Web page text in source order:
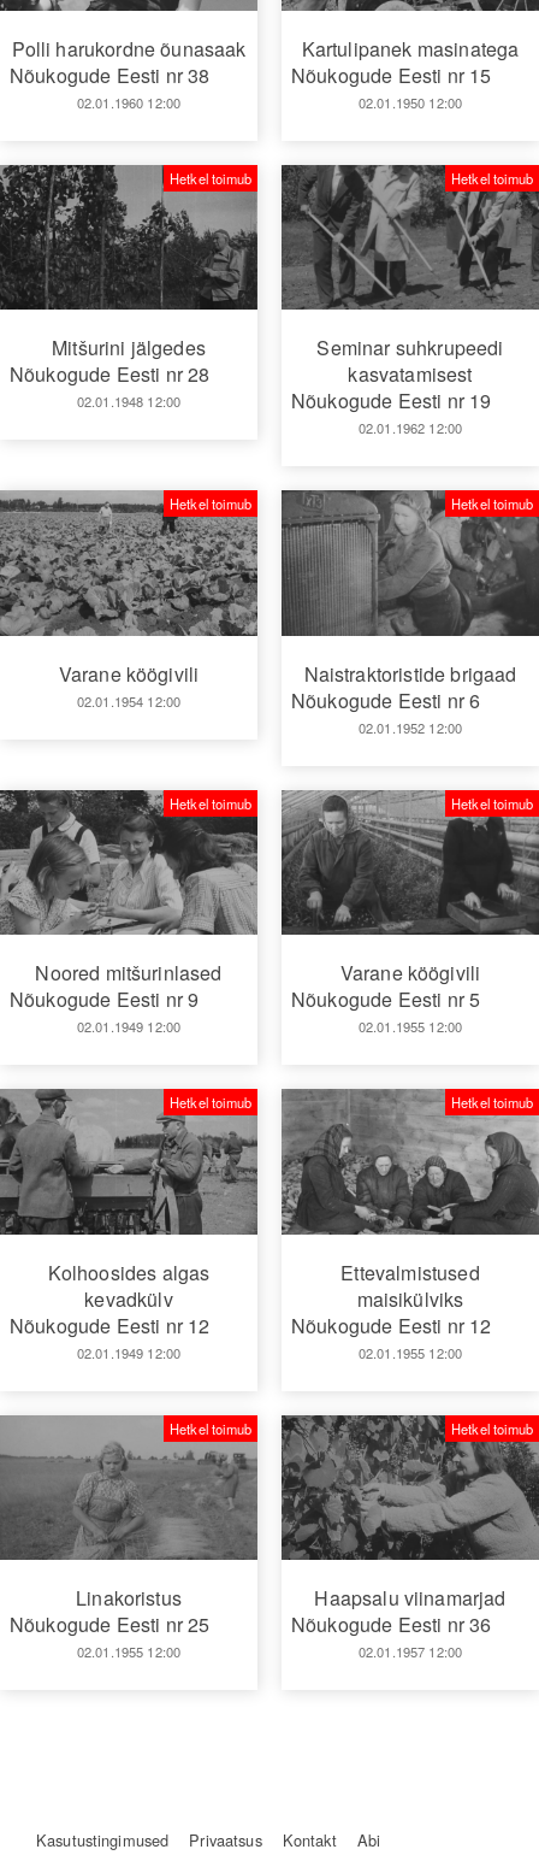
Polli harukordne õunasaak
Nõukogude Eesti nr 38
02.01.1960 12:00
Kartulipanek masinatega
Nõukogude Eesti nr 15
02.01.1950 12:00
Mitšurini jälgedes
Nõukogude Eesti nr 28
02.01.1948 12:00
Hetkel toimub
Seminar suhkrupeedi
kasvatamisest
Nõukogude Eesti nr 19
02.01.1962 12:00
Hetkel toimub
Varane köögivili
02.01.1954 12:00
Hetkel toimub
Naistraktoristide brigaad
Nõukogude Eesti nr 6
02.01.1952 12:00
Hetkel toimub
Noored mitšurinlased
Nõukogude Eesti nr 9
02.01.1949 12:00
Hetkel toimub
Varane köögivili
Nõukogude Eesti nr 5
02.01.1955 12:00
Hetkel toimub
Kolhoosides algas
kevadkülv
Nõukogude Eesti nr 12
02.01.1949 12:00
Hetkel toimub
Ettevalmistused
maisikülviks
Nõukogude Eesti nr 12
02.01.1955 12:00
Hetkel toimub
Linakoristus
Nõukogude Eesti nr 25
02.01.1955 12:00
Hetkel toimub
Haapsalu viinamarjad
Nõukogude Eesti nr 36
02.01.1957 12:00
Hetkel toimub
Kasutustingimused Privaatsus Kontakt Abi